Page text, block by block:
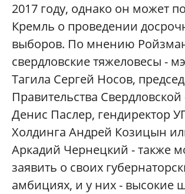
2017 году, однако он может
Кремль о проведении
выборов. По мнению
свердловские тяжеловесы -
Тагила Сергей Носов,
Правительства Свердловской
Денис Паслер, гендиректор
Холдинга Андрей Козицын
Аркадий Чернецкий - также
заявить о своих
амбициях, и у них - высокие